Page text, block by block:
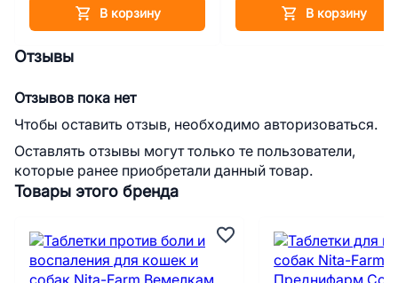
Life Gastrointestinal 85 г
В корзину В корзину
Товары этого бренда
Отзывы
Отзывов пока нет
Чтобы оставить отзыв, необходимо авторизоваться.
Оставлять отзывы могут только те пользователи,
которые ранее приобретали данный товар.